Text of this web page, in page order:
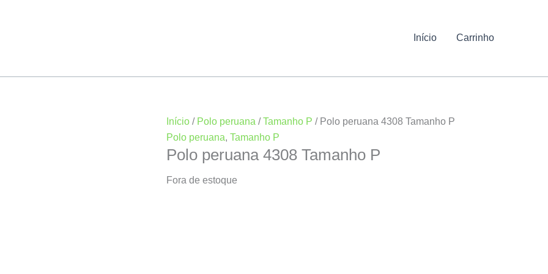
Início Carrinho
Início / Polo peruana /Tamanho P / Polo peruana 4308 Tamanho P
Polo peruana, Tamanho P
Polo peruana 4308 Tamanho P
Fora de estoque